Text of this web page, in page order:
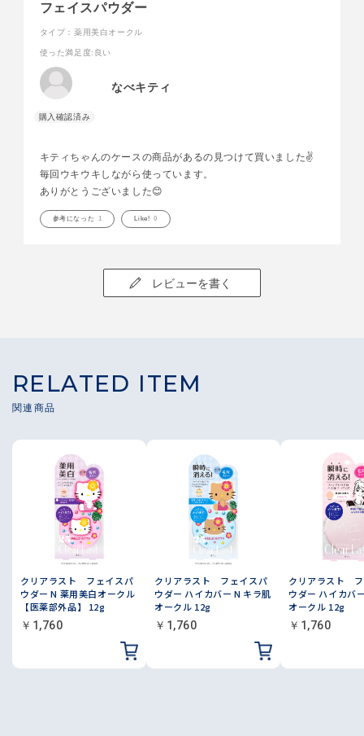
フェイスパウダー
タイプ：薬用美白オークル
使った満足度:良い
なべキティ
キティちゃんのケースの商品があるの見つけて買いました✌️
毎回ウキウキしながら使っています。
ありがとうございました😊
参考になった 1 Like! 0
レビューを書く
RELATED ITEM
クリアラスト フェイスパ
ウダー N 薬用美白オークル
【医薬部外品】 12g
￥1,760
クリアラスト フェイスパ
ウダー ハイカバー N キラ肌
オークル 12g
￥1,760
クリアラスト
ウダー ハイカバ
オークル 12g
￥1,760